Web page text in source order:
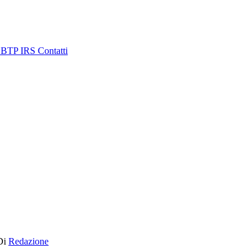
BTPIRS Contatti
Redazione